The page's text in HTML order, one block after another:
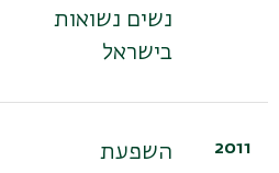
נשים נשואות
בישראל
2011
השפעת